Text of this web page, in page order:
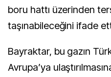
boru hattı üzerinden
taşınabileceğini ifade
Bayraktar, bu gazın
Avrupa’ya